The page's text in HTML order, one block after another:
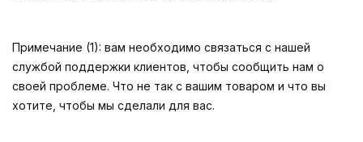
Примечание (1): вам необходимо связаться с нашей
службой поддержки клиентов, чтобы сообщить нам о
своей проблеме. Что не так с вашим товаром и что вы
хотите, чтобы мы сделали для вас.